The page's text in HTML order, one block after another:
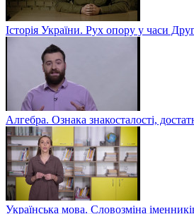
Історія України. Рух опору у часи
Алгебра. Ознака знакосталості,
Українська мова. Словозміна